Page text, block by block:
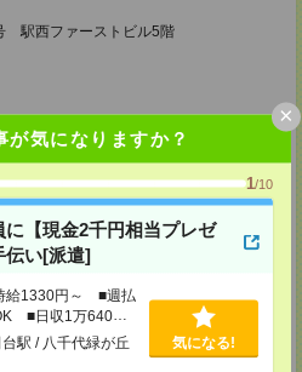
が気になりますか？
1/10
【現金2千円相当プレゼ
伝い[派遣]
給1330円～ ■週払
■日収1万640円
駅 / 八千代緑が丘
気になる!
×
駅西ファーストビル5階
東塩小路町593番地 トラスコクリスタ
阪梅田ツインタワーズ・ノース34階